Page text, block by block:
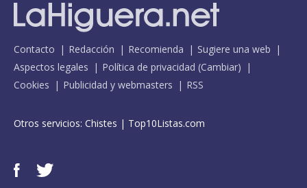
Contacto Redacción Recomienda
Sugiere una web
Aspectos legales
Política de privacidad (Cambiar)
Cookies
Publicidad y webmasters RSS
Otros servicios: Chistes | Top10Listas.com